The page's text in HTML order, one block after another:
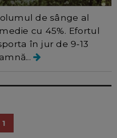
de sânge al
cu 45%. Efortul
în jur de 9-13
1